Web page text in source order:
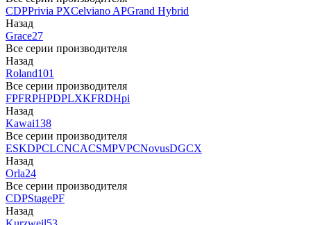
CDPPrivia PXCelviano APGrand Hybrid
Назад
Grace27
Все серии производителя
Назад
Roland101
Все серии производителя
FPFRPHPDPLXKFRDHpi
Назад
Kawai138
Все серии производителя
ESKDPCLCNCACSMPVPCNovusDGCX
Назад
Orla24
Все серии производителя
CDPStagePF
Назад